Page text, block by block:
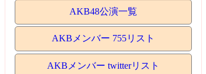
AKB48公演一覧
AKBメンバー 755リスト
AKBメンバー twitterリスト